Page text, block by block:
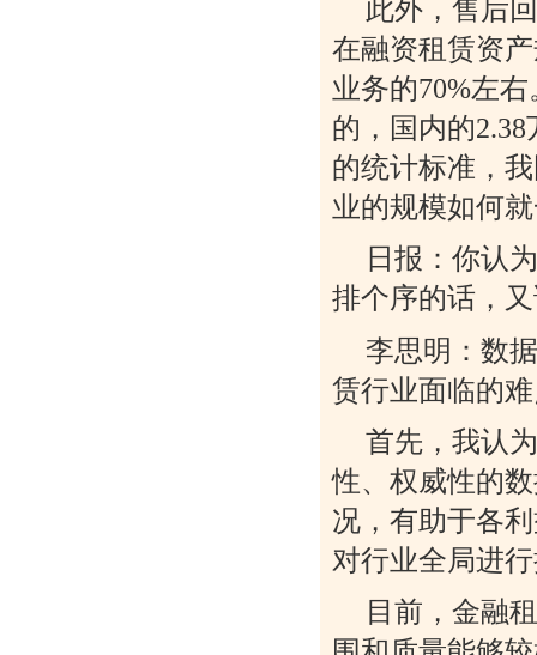
此外，售后
在融资租赁资
业务的70%左
的，国内的
的统计标准，
业的规模如何
日报：你认
排个序的话，
李思明：数
赁行业面临的
首先，我认
性、权威性的
况，有助于各
对行业全局进
目前，金融